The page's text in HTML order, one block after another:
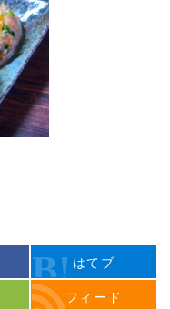
はてブ
フィード